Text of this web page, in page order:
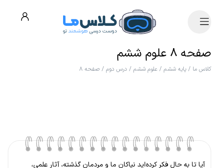
صفحه ۸ علوم ششم
کلاس ما / پایه ششم / علوم ششم / درس دوم / صفحه ۸
آیا تا به حال فکر کرده‌اید نیاکان ما و مردمان گذشته، آثار علمی،